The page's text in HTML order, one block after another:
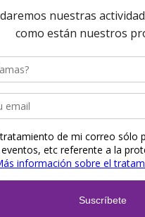
Detalles para eventos
Regalos
Regalos para ella
Piruletas sanas